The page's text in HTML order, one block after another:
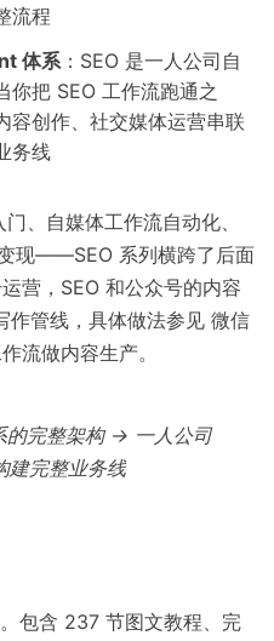
流程
体系：SEO 是一人公司自
你把 SEO 工作流跑通之
容创作、社交媒体运营串联
务线
、自媒体工作流自动化、
现——SEO 系列横跨了后面
营，SEO 和公众号的内容
作管线，具体做法参见 微信
流做内容生产。
的完整架构 → 一人公司
建完整业务线
包含 237 节图文教程、完